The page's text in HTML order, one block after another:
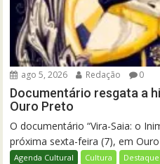
ago 5, 2026 Redação 0
Documentário resgata a
Ouro Preto
O documentário “Vira-Saia: o
próxima sexta-feira (7), em Ouro
Agenda Cultural Cultura Destaque